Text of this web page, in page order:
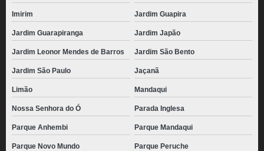
Imirim Jardim Guapira
Jardim Guarapiranga Jardim Japão
Jardim Leonor Mendes de Barros Jardim São Bento
Jardim São Paulo Jaçanã
Limão Mandaqui
Nossa Senhora do Ó Parada Inglesa
Parque Anhembi Parque Mandaqui
Parque Novo Mundo Parque Peruche